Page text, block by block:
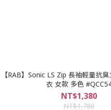
【RAB】Sonic LS Zip 長袖輕量抗
衣 女款 多色
NT$1,380
NT$1,780